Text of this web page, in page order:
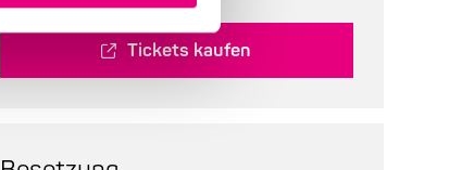
Tickets kaufen